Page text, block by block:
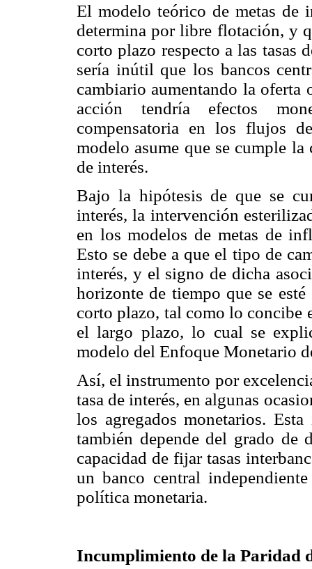
El modelo teórico de metas de
determina por libre flotación, y
corto plazo respecto a las tasas
sería inútil que los bancos
cambiario aumentando la oferta
acción tendría efectos
compensatoria en los flujos
modelo asume que se cumple
de interés.
Bajo la hipótesis de que se
interés, la intervención
en los modelos de metas de
Esto se debe a que el tipo de
interés, y el signo de dicha
horizonte de tiempo que se
corto plazo, tal como lo
el largo plazo, lo cual se
modelo del Enfoque Monetario
Así, el instrumento por
tasa de interés, en algunas
los agregados monetarios.
también depende del grado de
capacidad de fijar tasas
un banco central
política monetaria.
Incumplimiento de la Paridad